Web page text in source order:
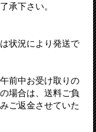
承下さい。
状況により発送で
前中お受け取りの
場合は、送料ご負
ご返金させていた